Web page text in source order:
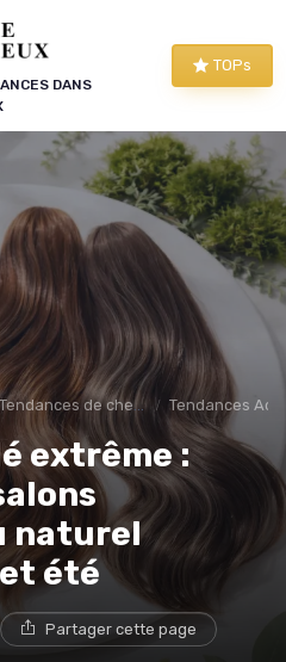
DANS
TOPs
de cheuveux Tendances
extrême :
naturel
été
Partager cette page